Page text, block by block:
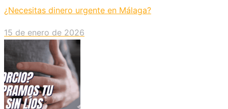
¿Necesitas dinero urgente en Málaga?
15 de enero de 2026